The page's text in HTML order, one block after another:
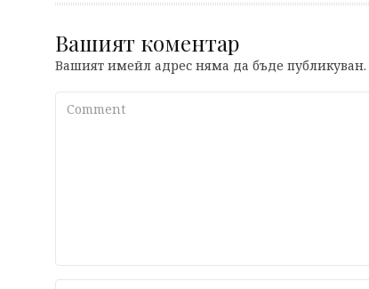
Вашият коментар
Вашият имейл адрес няма да бъде публикуван.
Comment